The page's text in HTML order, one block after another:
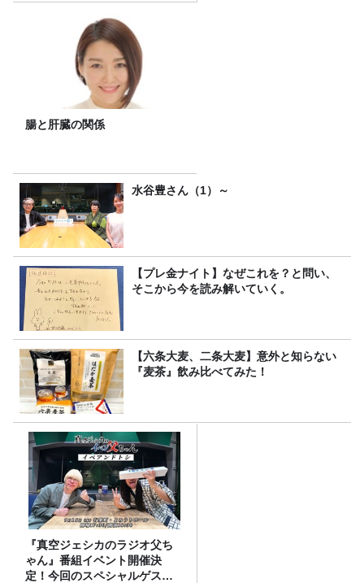
腸と肝臓の関係
水谷豊さん（1）～
【プレ金ナイト】なぜこれを？と問い、
そこから今を読み解いていく。
【六条大麦、二条大麦】意外と知らない
『麦茶』飲み比べてみた！
『真空ジェシカのラジオ父ち
ゃん』番組イベント開催決
定！今回のスペシャルゲスト